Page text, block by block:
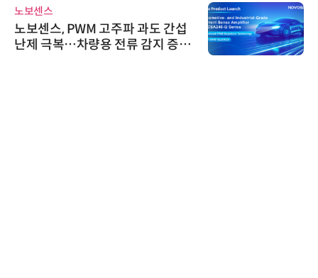
노보센스
노보센스, PWM 고주파 과도 간섭
난제 극복…차량용 전류 감지 증폭